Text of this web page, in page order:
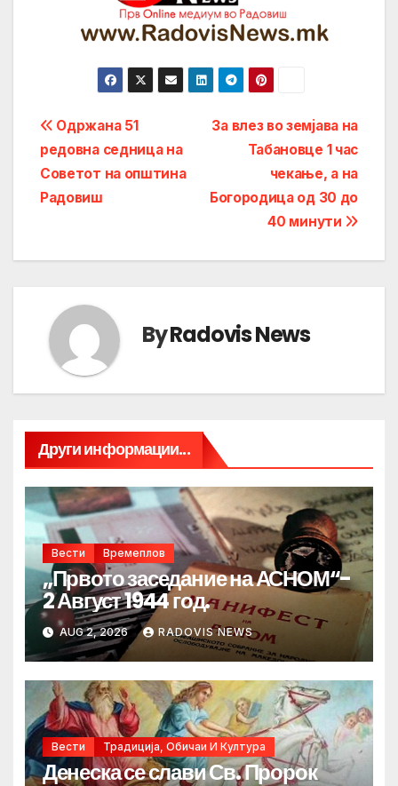
Post
navigation
За влез во земјава на
Табановце 1 час
чекање, а на
Богородица од 30 до
40 минути
Одржана 51
редовна седница на
Советот на општина
Радовиш
ByRadovis News
Други информации...
Вести Времеплов
„Првото заседание на АСНОМ“-
2 Август 1944 год.
AUG 2, 2026 RADOVIS NEWS
Вести Традиција, Обичаи И Култура
Денеска се слави Св. Пророк